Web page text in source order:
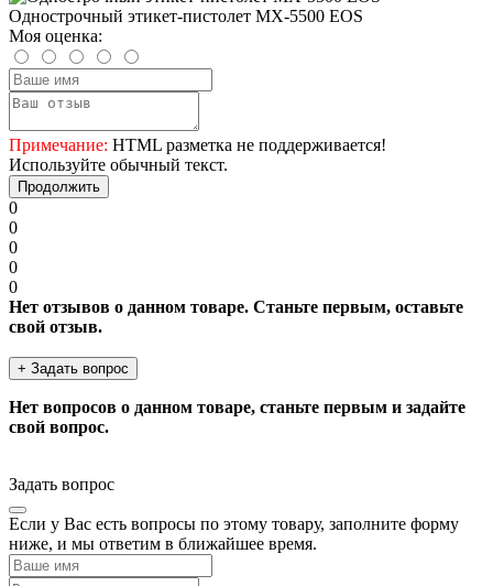
Однострочный этикет-пистолет MX-5500 EOS
Моя оценка:
Примечание: HTML разметка не поддерживается!
Используйте обычный текст.
Продолжить
0
0
0
0
0
Нет отзывов о данном товаре. Станьте первым, оставьте
свой отзыв.
+ Задать вопрос
Нет вопросов о данном товаре, станьте первым и задайте
свой вопрос.
Задать вопрос
Если у Вас есть вопросы по этому товару, заполните форму
ниже, и мы ответим в ближайшее время.